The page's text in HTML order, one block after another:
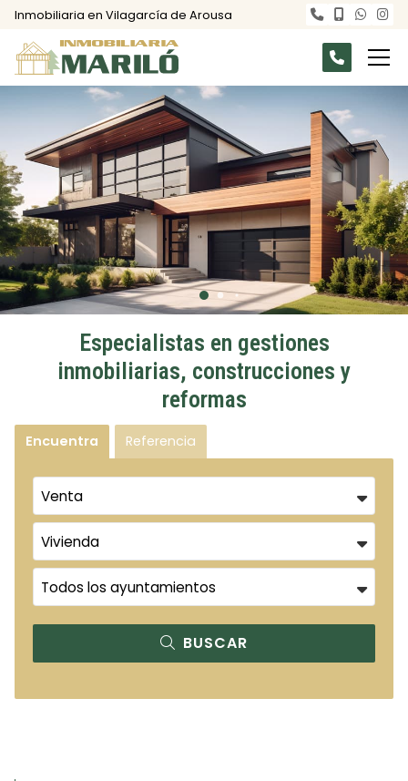
Inmobiliaria en Vilagarcía de Arousa
Especialistas en gestiones
inmobiliarias, construcciones y
reformas
Encuentra Referencia
BUSCAR